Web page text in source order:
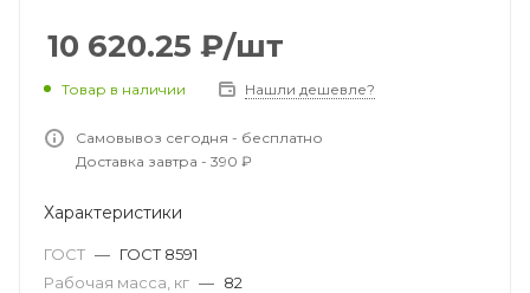
10 620.25 ₽/шт
Товар в наличии Нашли дешевле?
Самовывоз сегодня - бесплатно
Доставка завтра - 390 ₽
Характеристики
ГОСТ — ГОСТ 8591
Рабочая масса, кг — 82